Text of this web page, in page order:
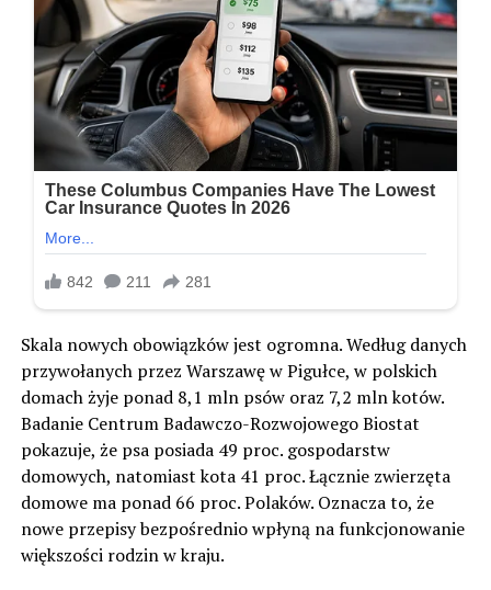
Skala nowych obowiązków jest ogromna. Według danych
przywołanych przez Warszawę w Pigułce, w polskich
domach żyje ponad 8,1 mln psów oraz 7,2 mln kotów.
Badanie Centrum Badawczo-Rozwojowego Biostat
pokazuje, że psa posiada 49 proc. gospodarstw
domowych, natomiast kota 41 proc. Łącznie zwierzęta
domowe ma ponad 66 proc. Polaków. Oznacza to, że
nowe przepisy bezpośrednio wpłyną na funkcjonowanie
większości rodzin w kraju.